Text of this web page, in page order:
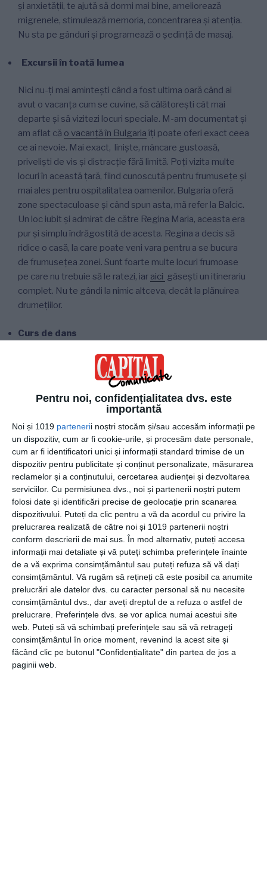
Pentru noi, confidențialitatea dvs. este
importantă
Noi și 1019 partenerii noștri stocăm și/sau accesăm informații pe
un dispozitiv, cum ar fi cookie-urile, și procesăm date personale,
cum ar fi identificatori unici și informații standard trimise de un
dispozitiv pentru publicitate și conținut personalizate, măsurarea
reclamelor și a conținutului, cercetarea audienței și dezvoltarea
serviciilor. Cu permisiunea dvs., noi și partenerii noștri putem
folosi date și identificări precise de geolocație prin scanarea
dispozitivului. Puteți da clic pentru a vă da acordul cu privire la
prelucrarea realizată de către noi și 1019 partenerii noștri
conform descrierii de mai sus. În mod alternativ, puteți accesa
informații mai detaliate și vă puteți schimba preferințele înainte
de a vă exprima consimțământul sau puteți refuza să vă dați
consimțământul. Vă rugăm să rețineți că este posibil ca anumite
prelucrări ale datelor dvs. cu caracter personal să nu necesite
consimțământul dvs., dar aveți dreptul de a refuza o astfel de
prelucrare. Preferințele dvs. se vor aplica numai acestui site
web. Puteți să vă schimbați preferințele sau să vă retrageți
consimțământul în orice moment, revenind la acest site și
făcând clic pe butonul "Confidențialitate" din partea de jos a
paginii web.
și anxietății, te ajută să dormi mai bine, ameliorează
migrenele, stimulează memoria, concentrarea și atenția.
Nu sta pe gânduri și programează o ședință de masaj.
Excursii în toată lumea
Nici nu-ți mai amintești când a fost ultima oară când ai
avut o vacanța cum se cuvine, să călătorești cât mai
departe și să vizitezi locuri speciale. M-am documentat și
am aflat că o vacanță în Bulgaria îți poate oferi exact ceea
ce ai nevoie. Mai exact, liniște, mâncare gustoasă,
priveliști de vis și distracție fără limită. Poți vizita multe
locuri în această țară, fiind cunoscută pentru frumusețe și
mai ales pentru ospitalitatea oamenilor. Bulgaria oferă
zone spectaculoase și când spun asta, mă refer la Balcic.
Un loc iubit și admirat de către Regina Maria, aceasta era
pur și simplu îndrăgostită de acesta. Regina a decis să
ridice o casă, la care poate veni vara pentru a se bucura
de frumusețea zonei. Sunt foarte multe locuri frumoase
pe care nu trebuie să le ratezi, iar aici găsești un itinerariu
complet. Nu te gândi la nimic altceva, decât la plănuirea
drumețiilor.
Curs de dans
Un curs de dans este o opțiune ideală în care poți
combina relaxarea cu mișcarea. În acest mod, scapi de
kilogramele în plus, dar te simți și bine. Vei obține două
lucruri foarte importante, de bun augur pentru tine. Dansul
te poate ajuta să devii mai curajos și un bun dansator
atunci când ești pe ring, la o petrecere.
Ar trebui să existe multe momente dedicate strict
persoanei tale. Tu poți contribui la îndeplinirea acestui
obiectiv, făcând posibile ideile expuse mai sus. Psihicul
tău are nevoie de pauză, mai ales când vine vorba de
probleme și situații complicate. Ești om și, inevitabil,
acumuleazi stres si energii negative, care trebuie
înlăturate. Realizează ceea ce este mai bine pentru tine și
oferă-ți clipe frumoase! Nu aștepta de la altcineva să facă
acest lucru.
Sursa foto: Shutterstock.com
CATEGORII
COMUNICATE